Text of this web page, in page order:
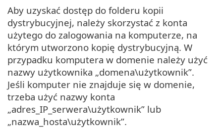
Aby uzyskać dostęp do folderu kopii
dystrybucyjnej, należy skorzystać z konta
użytego do zalogowania na komputerze, na
którym utworzono kopię dystrybucyjną. W
przypadku komputera w domenie należy użyć
nazwy użytkownika „domena\użytkownik”.
Jeśli komputer nie znajduje się w domenie,
trzeba użyć nazwy konta
„adres_IP_serwera\użytkownik” lub
„nazwa_hosta\użytkownik”.